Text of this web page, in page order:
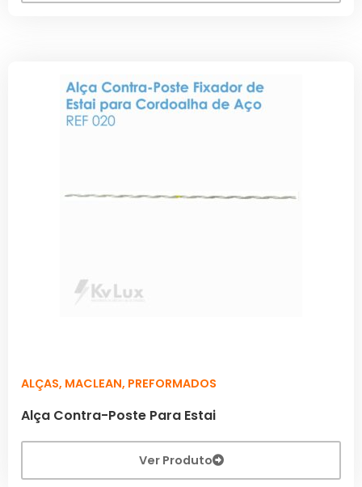
ALÇAS, MACLEAN, PREFORMADOS
Alça Contra-Poste Para Estai
Ver Produto